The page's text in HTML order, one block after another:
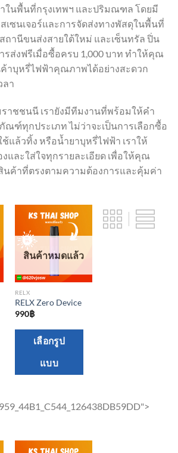
ในพื้นที่กรุงเทพฯ และปริมณฑล โดยมี
เซนเจอร์และการจัดส่งทางพัสดุในพื้นที่
สถานีขนส่งสายใต้ใหม่ และเซ็นทรัล ปิ่น
รส่งฟรีเมื่อซื้อครบ 1,000 บาท ทำให้คุณ
าบุหรี่ไฟฟ้าคุณภาพได้อย่างสะดวก
ลา
ราชชนนี เรายังมีทีมงานที่พร้อมให้คำ
ณฑ์ทุกประเภท ไม่ว่าจะเป็นการเลือกซื้อ
แล้วทิ้ง หรือน้ำยาบุหรี่ไฟฟ้า เราให้
และใส่ใจทุกรายละเอียด เพื่อให้คุณ
นค้าที่ตรงตามความต้องการและคุ้มค่า
The
may
สินค้าหมดแล้ว
RELX
RELX Zero Device
990฿
เลือกรูป
แบบ
The
may